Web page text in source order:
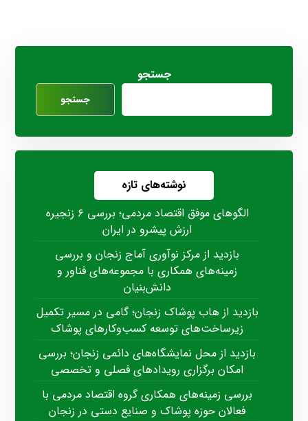
جستجو
جستجو
نوشته‌های تازه
الگوهای موفق اقتصاد مردمی؛ بررسی ۶ زنجیره
ارزش پیشرو در ایران
بازدید از مرکز نوآوری آماج زنجان و بررسی
زمینه‌های همکاری با مجموعه‌های فناور و
دانش‌بنیان
بازدید از هاب پوشاک زنجان؛ گامی در مسیر تکمیل
زیرساخت‌های توسعه کسب‌وکارهای پوشاک
بازدید از محل نمایشگاه‌های دائمی زنجان؛ بررسی
امکان برگزاری رویدادهای فصلی و تخصصی
بررسی زمینه‌های همکاری گروه اقتصاد مردمی با
فعالان حوزه پوشاک و صنایع دستی در زنجان